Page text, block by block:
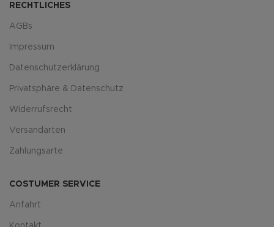
RECHTLICHES
AGBs
Impressum
Datenschutzerklärung
Privatsphäre & Datenschutz
Widerrufsrecht
Versandarten
Zahlungsarte
COSTUMER SERVICE
Anfahrt